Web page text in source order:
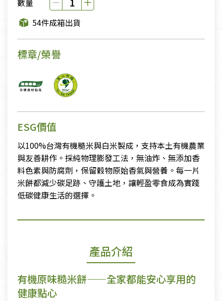
數量
54件成箱出貨
標章/榮譽
ESG價值
以100%台灣有機糙米與白米製成，支持本土有機農業
與友善耕作。採純物理膨發工法，無油炸、無添加香
料色素與防腐劑，保留穀物原始香氣與營養。每一片
米餅都減少碳足跡、守護土地，讓輕盈零食成為實踐
低碳健康生活的選擇。
產品介紹
有機原味糙米餅——全家都能安心享用的
健康點心